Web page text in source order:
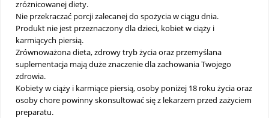
zróżnicowanej diety.
Nie przekraczać porcji zalecanej do spożycia w ciągu dnia.
Produkt nie jest przeznaczony dla dzieci, kobiet w ciąży i
karmiących piersią.
Zrównoważona dieta, zdrowy tryb życia oraz przemyślana
suplementacja mają duże znaczenie dla zachowania Twojego
zdrowia.
Kobiety w ciąży i karmiące piersią, osoby poniżej 18 roku życia oraz
osoby chore powinny skonsultować się z lekarzem przed zażyciem
preparatu.